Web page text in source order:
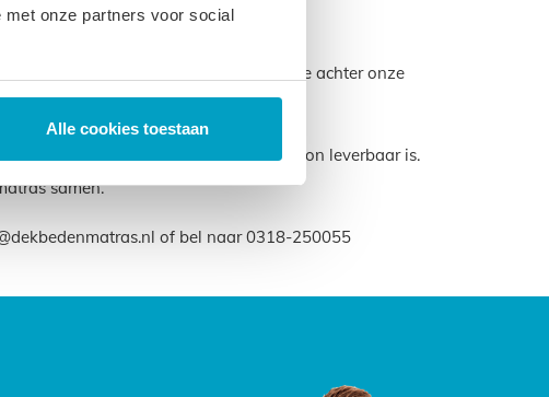
onze partners voor social
Alle cookies toestaan
deze garantie laten we zien dat we achter onze
die u nodig hebt ook gewoon leverbaar is.
samen.
of bel naar 0318-250055